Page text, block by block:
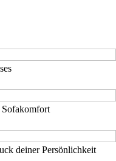
Sofakomfort
deiner Persönlichkeit